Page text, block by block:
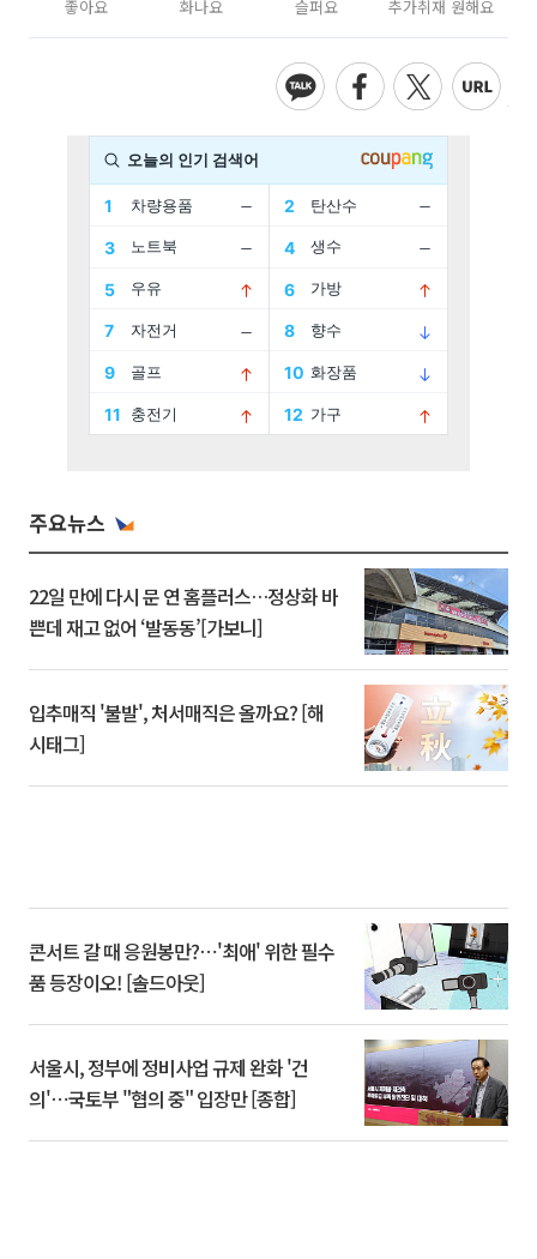
좋아요 화나요 슬퍼요 추가취재 원해요
주요뉴스
22일 만에 다시 문 연 홈플러스…정상화 바
쁜데 재고 없어 ‘발동동’[가보니]
입추매직 '불발', 처서매직은 올까요? [해
시태그]
콘서트 갈 때 응원봉만?⋯'최애' 위한 필수
품 등장이오! [솔드아웃]
서울시, 정부에 정비사업 규제 완화 '건
의'⋯국토부 "협의 중" 입장만 [종합]